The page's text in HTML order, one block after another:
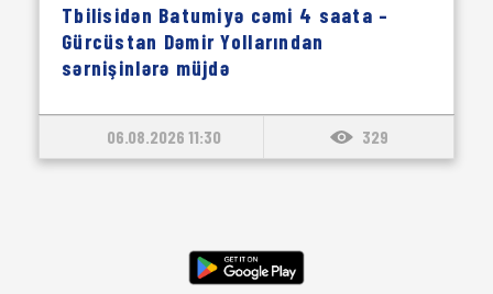
Tbilisidən Batumiyə cəmi 4 saata –
Gürcüstan Dəmir Yollarından
sərnişinlərə müjdə
06.08.2026 11:30 329